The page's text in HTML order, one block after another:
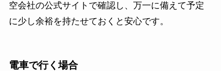
空会社の公式サイトで確認し、万一に備えて予定
に少し余裕を持たせておくと安心です。
電車で行く場合